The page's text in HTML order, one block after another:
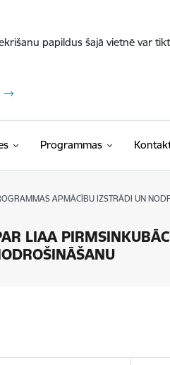
papildus šajā vietnē var
Programmas
APMĀCĪBU IZSTRĀDI UN
LIAA